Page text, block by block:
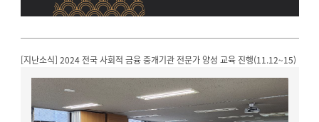
[지난소식] 2024 전국 사회적 금융 중개기관 전문가 양성 교육 진행(11.12~15)